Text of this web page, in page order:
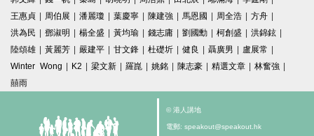
王惠貞 | 周伯展 | 潘麗瓊 | 葉慶寧 | 陳建強 | 馬恩國 | 周全浩 | 方舟 |
洪為民 | 鄧淑明 | 楊全盛 | 黃均瑜 | 錢志庸 | 劉國勳 | 柯創盛 | 洪錦鉉 |
陸頌雄 | 黃麗芳 | 嚴建平 | 甘文鋒 | 杜礎圻 | 健良 | 聶廣男 | 盧展常 |
Winter Wong | K2 | 梁文新 | 羅崑 | 姚銘 | 陳志豪 | 精選文章 | 林奮強 |
囍雨
© 港人講地
電郵: speakout@speakout.hk